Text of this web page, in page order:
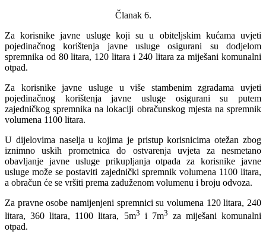
Članak 6.
Za korisnike javne usluge koji su u obiteljskim kućama uvjeti
pojedinačnog korištenja javne usluge osigurani su dodjelom
spremnika od 80 litara, 120 litara i 240 litara za miješani komunalni
otpad.
Za korisnike javne usluge u više stambenim zgradama uvjeti
pojedinačnog korištenja javne usluge osigurani su putem
zajedničkog spremnika na lokaciji obračunskog mjesta na spremnik
volumena 1100 litara.
U dijelovima naselja u kojima je pristup korisnicima otežan zbog
iznimno uskih prometnica do ostvarenja uvjeta za nesmetano
obavljanje javne usluge prikupljanja otpada za korisnike javne
usluge može se postaviti zajednički spremnik volumena 1100 litara,
a obračun će se vršiti prema zaduženom volumenu i broju odvoza.
Za pravne osobe namijenjeni spremnici su volumena 120 litara, 240
litara, 360 litara, 1100 litara, 5m3 i 7m3 za miješani komunalni
otpad.